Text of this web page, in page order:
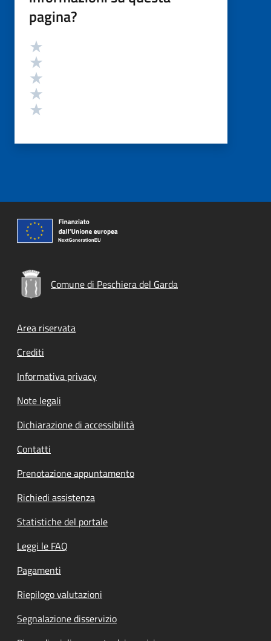
pagina?
Valutazione
Comune di Peschiera del Garda
Footer menu
Area riservata
Crediti
Informativa privacy
Note legali
Dichiarazione di accessibilità
Contatti
Prenotazione appuntamento
Richiedi assistenza
Statistiche del portale
Leggi le FAQ
Pagamenti
Riepilogo valutazioni
Segnalazione disservizio